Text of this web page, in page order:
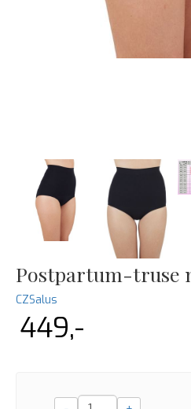
Postpartum-truse
CZSalus
449,-